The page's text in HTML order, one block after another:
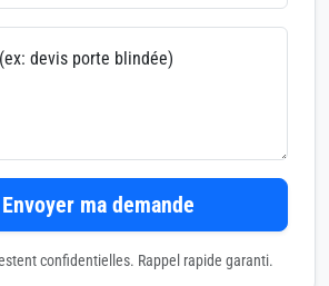
devis porte blindée)
Envoyer ma demande
confidentielles. Rappel rapide garanti.